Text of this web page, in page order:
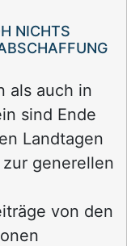
NICHTS
als auch in
sind Ende
Landtagen
generellen
von den